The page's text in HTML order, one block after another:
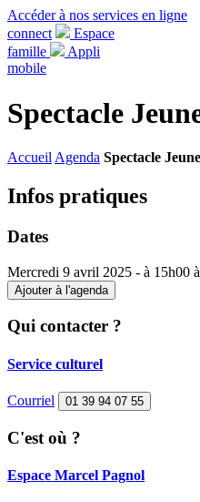
Accéder à nos services en ligne
connect
Espace
famille
Appli
mobile
Spectacle
Accueil Agenda Spectacle
Infos pratiques
Dates
Mercredi 9 avril 2025 - à 15h00
Ajouter à l'agenda
Qui contacter ?
Service culturel
Courriel 01 39 94 07 55
C'est où ?
Espace Marcel Pagnol